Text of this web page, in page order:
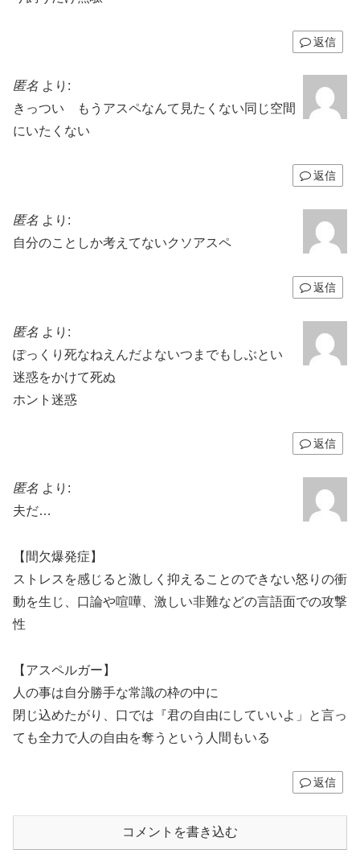
返信
匿名 より:
きっつい もうアスペなんて見たくない同じ空間
にいたくない
返信
匿名 より:
自分のことしか考えてないクソアスペ
返信
匿名 より:
ぽっくり死なねえんだよないつまでもしぶとい
迷惑をかけて死ぬ
ホント迷惑
返信
匿名 より:
夫だ…
【間欠爆発症】
ストレスを感じると激しく抑えることのできない怒りの衝
動を生じ、口論や喧嘩、激しい非難などの言語面での攻撃
性
【アスペルガー】
人の事は自分勝手な常識の枠の中に
閉じ込めたがり、口では『君の自由にしていいよ」と言っ
ても全力で人の自由を奪うという人間もいる
返信
コメントを書き込む